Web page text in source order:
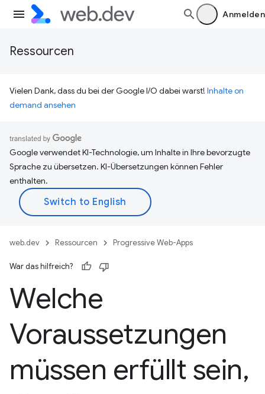
Anmelden
Ressourcen
Vielen Dank, dass du bei der Google I/O dabei warst! Inhalte on
demand ansehen
Google verwendet KI-Technologie, um Inhalte in Ihre bevorzugte
Sprache zu übersetzen. KI-Übersetzungen können Fehler
enthalten.
web.dev Ressourcen Progressive Web-Apps
War das hilfreich?
Welche
Voraussetzungen
müssen erfüllt sein,